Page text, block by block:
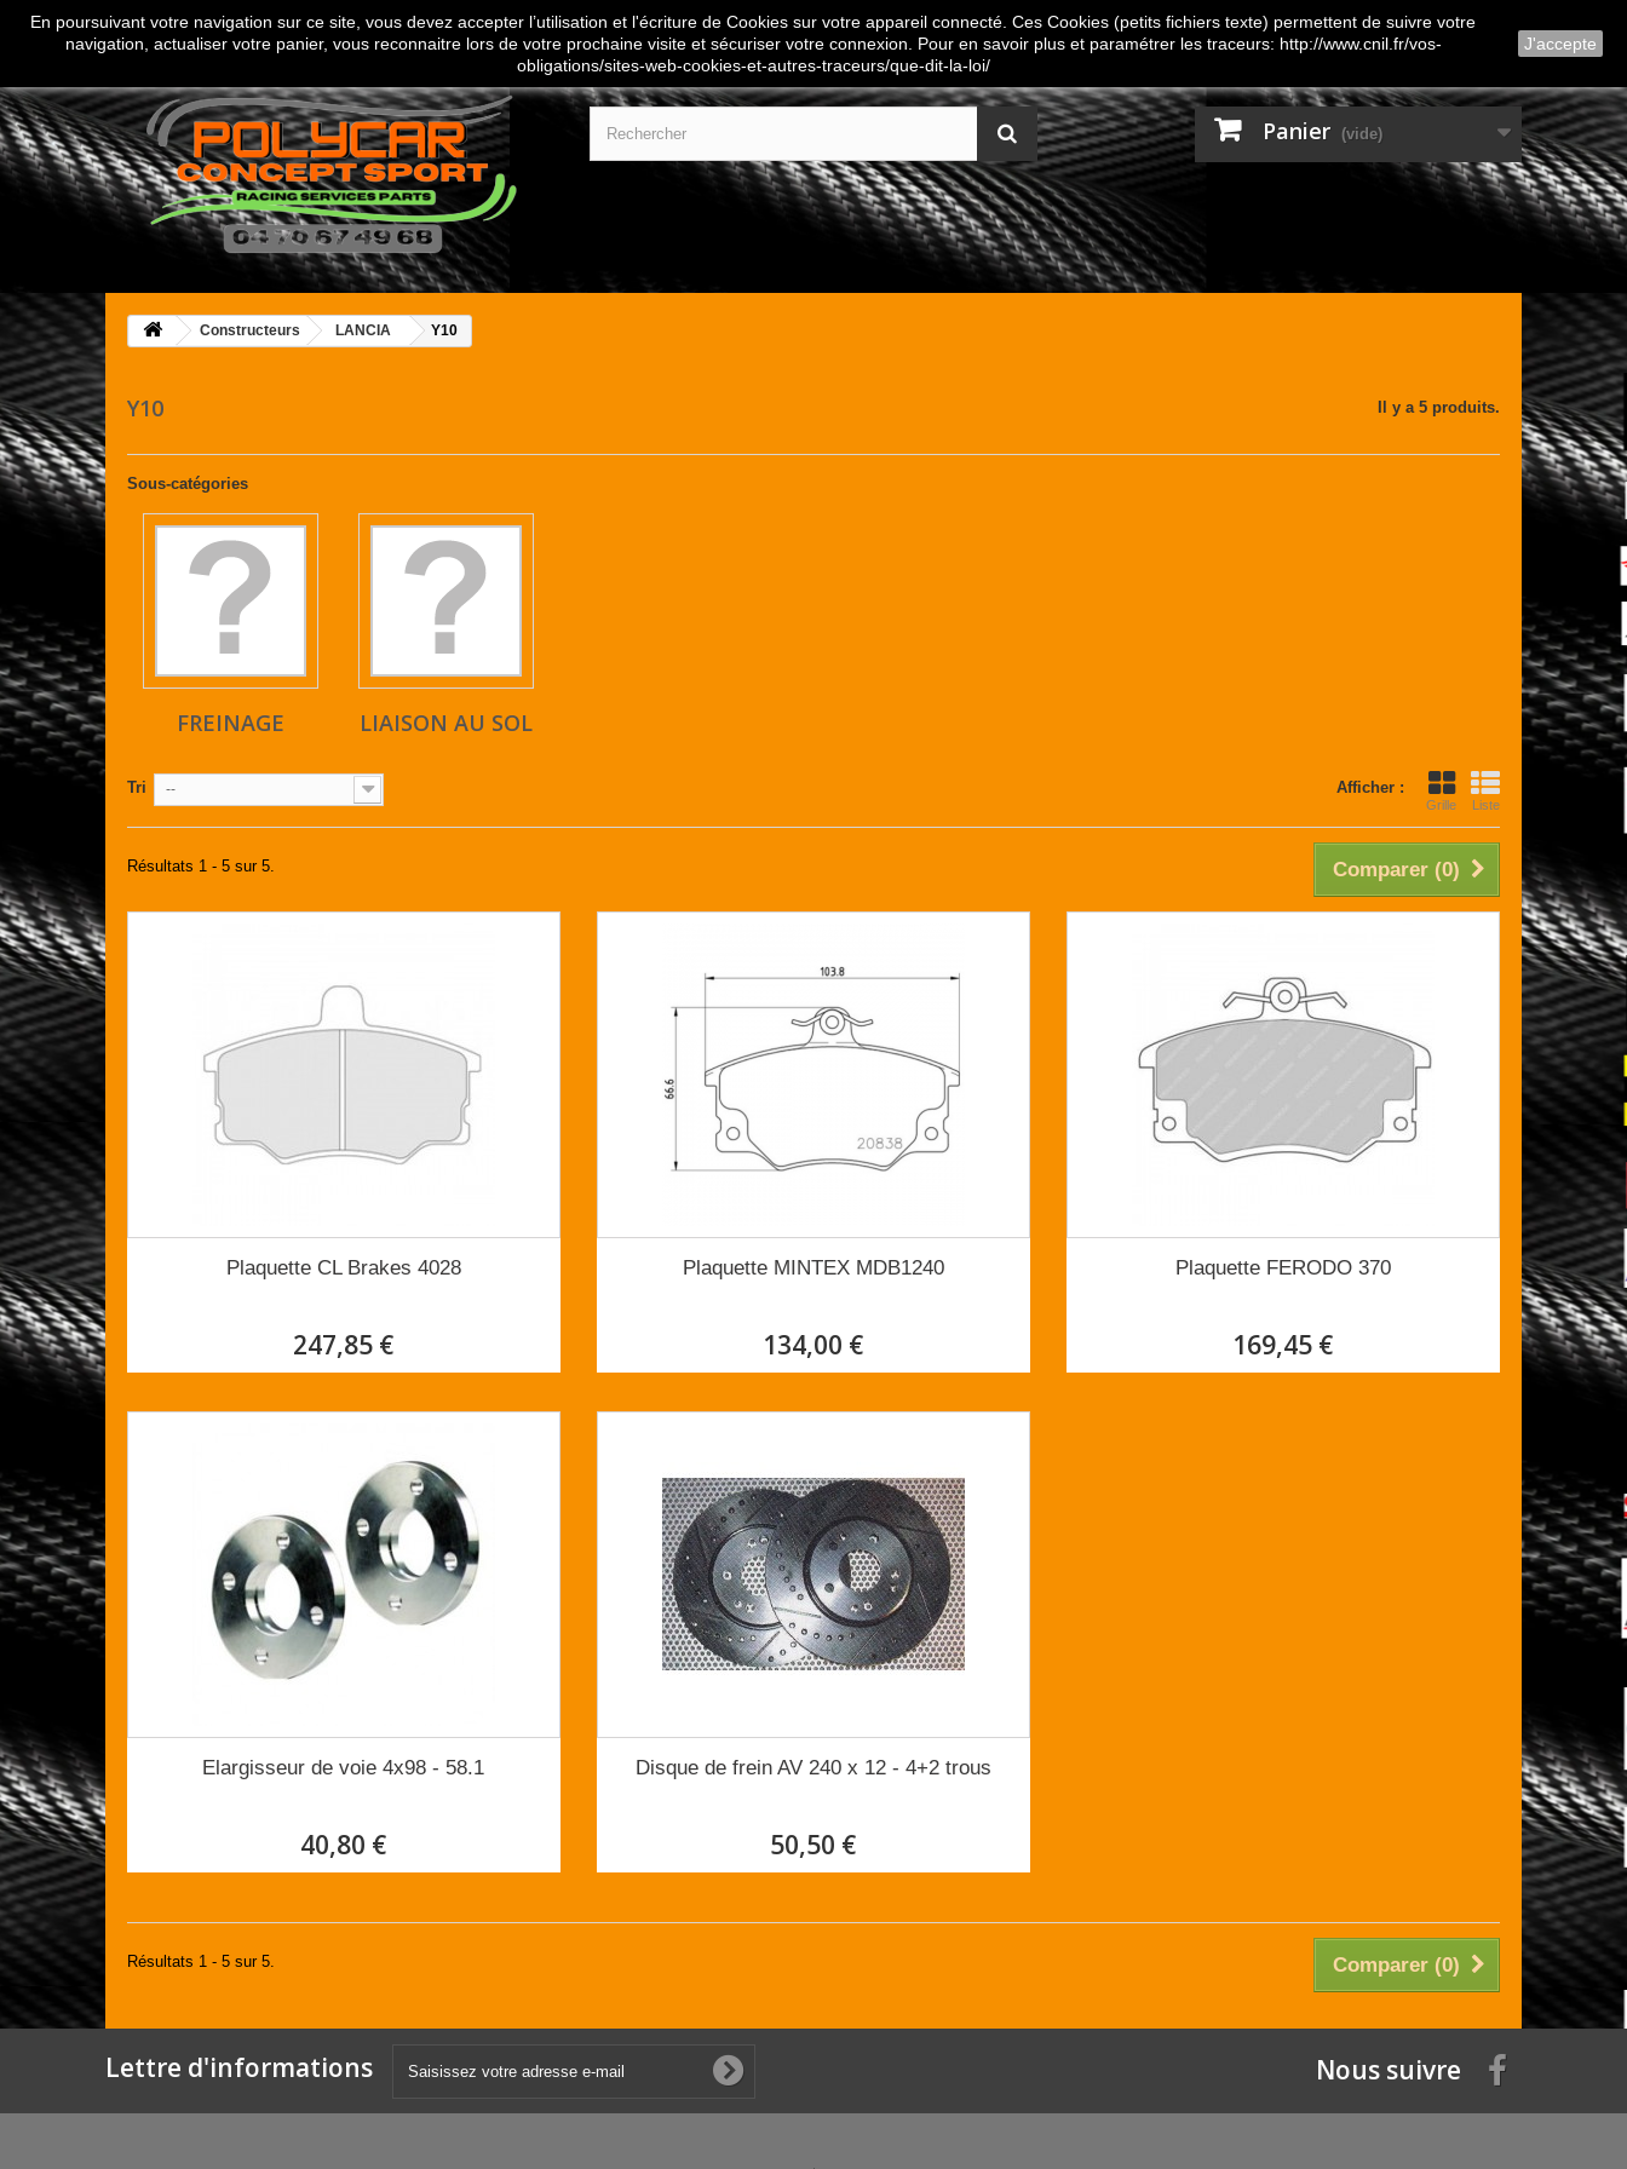
Connexion
Contactez-nous
Appelez-nous au :04 70 67 49 68
Panier (vide)
Constructeurs LANCIA Y10
Y10 Il y a 5 produits.
Sous-catégories
FREINAGE LIAISON AU SOL
Afficher :
Grille Liste
Tri --
Comparer (0)
Résultats 1 - 5 sur 5.
Plaquette CL Brakes 4028
247,85 €
Plaquette MINTEX MDB1240
134,00 €
Plaquette FERODO 370
169,45 €
Elargisseur de voie 4x98 - 58.1
40,80 €
Disque de frein AV 240 x 12 - 4+2 trous
50,50 €
Comparer (0)
Résultats 1 - 5 sur 5.
Lettre d'informations Nous suivre
En poursuivant votre navigation sur ce site, vous devez accepter l’utilisation et l'écriture de Cookies sur votre appareil connecté. Ces Cookies (petits fichiers texte) permettent de suivre votre
navigation, actualiser votre panier, vous reconnaitre lors de votre prochaine visite et sécuriser votre connexion. Pour en savoir plus et paramétrer les traceurs: http://www.cnil.fr/vos-
obligations/sites-web-cookies-et-autres-traceurs/que-dit-la-loi/
J'accepte